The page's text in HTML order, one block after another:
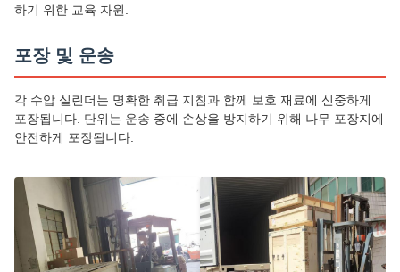
하기 위한 교육 자원.
포장 및 운송
각 수압 실린더는 명확한 취급 지침과 함께 보호 재료에 신중하게
포장됩니다. 단위는 운송 중에 손상을 방지하기 위해 나무 포장지에
안전하게 포장됩니다.